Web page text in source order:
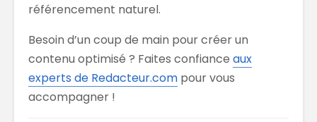
référencement naturel.
Besoin d’un coup de main pour créer un
contenu optimisé ? Faites confiance aux
experts de Redacteur.com pour vous
accompagner !